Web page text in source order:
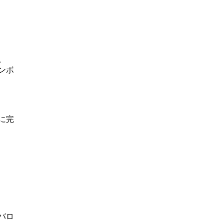
ボ
完
ロ